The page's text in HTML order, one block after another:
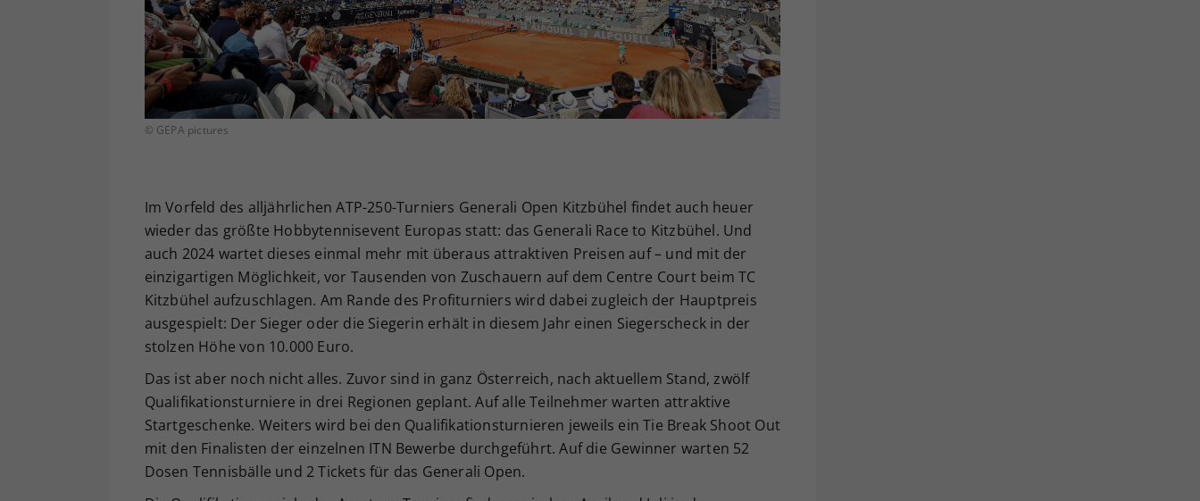
© GEPA pictures
Im Vorfeld des alljährlichen ATP-250-Turniers Generali Open Kitzbühel findet auch heuer
wieder das größte Hobbytennisevent Europas statt: das Generali Race to Kitzbühel. Und
auch 2024 wartet dieses einmal mehr mit überaus attraktiven Preisen auf – und mit der
einzigartigen Möglichkeit, vor Tausenden von Zuschauern auf dem Centre Court beim TC
Kitzbühel aufzuschlagen. Am Rande des Profiturniers wird dabei zugleich der Hauptpreis
ausgespielt: Der Sieger oder die Siegerin erhält in diesem Jahr einen Siegerscheck in der
stolzen Höhe von 10.000 Euro.
Das ist aber noch nicht alles. Zuvor sind in ganz Österreich, nach aktuellem Stand, zwölf
Qualifikationsturniere in drei Regionen geplant. Auf alle Teilnehmer warten attraktive
Startgeschenke. Weiters wird bei den Qualifikationsturnieren jeweils ein Tie Break Shoot Out
mit den Finalisten der einzelnen ITN Bewerbe durchgeführt. Auf die Gewinner warten 52
Dosen Tennisbälle und 2 Tickets für das Generali Open.
Ihrer vorgenommen Einstellungen, falls der
Webseiten-Betreiber dies eingestellt hat.